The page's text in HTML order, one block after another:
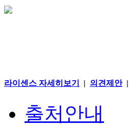
라이센스 자세히보기 | 의견제안|
출처안내